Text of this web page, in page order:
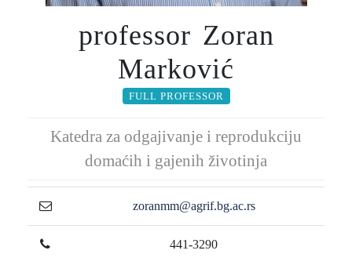
professor Zoran
Marković
FULL PROFESSOR
Katedra za odgajivanje i reprodukciju
domaćih i gajenih životinja
zoranmm@agrif.bg.ac.rs
441-3290